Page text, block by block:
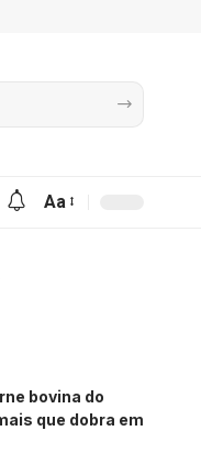
Aa
bovina do
que dobra em